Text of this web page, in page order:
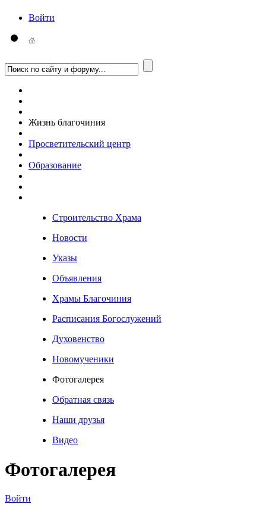
Войти
Жизнь благочиния
Просветительский центр
Образование
Строительство Храма
Новости
Указы
Объявления
Храмы Благочиния
Расписания Богослужений
Духовенство
Новомученики
Фотогалерея
Обратная связь
Наши друзья
Видео
Фотогалерея
Войти